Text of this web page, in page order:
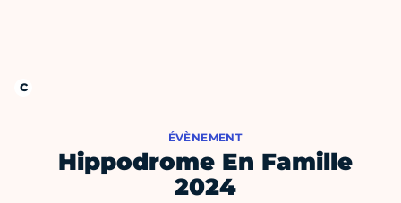
ÉVÈNEMENT
Hippodrome En Famille
2024